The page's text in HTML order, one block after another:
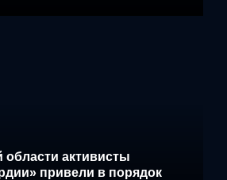
области активисты
привели в порядок